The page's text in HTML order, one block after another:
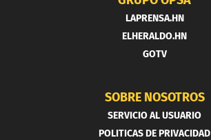
LAPRENSA.HN
ELHERALDO.HN
GOTV
SOBRE NOSOTROS
SERVICIO AL USUARIO
POLITICAS DE PRIVACIDAD